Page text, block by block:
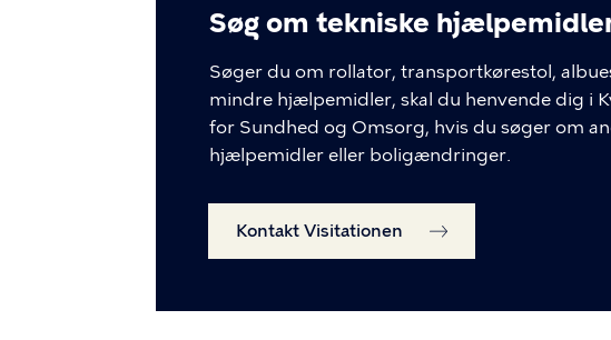
Søg om tekniske
Søger du om rollator, transportkørestol,
mindre hjælpemidler, skal du henvende dig i
for Sundhed og Omsorg, hvis du søger om
hjælpemidler eller boligændringer.
Kontakt Visitationen
en